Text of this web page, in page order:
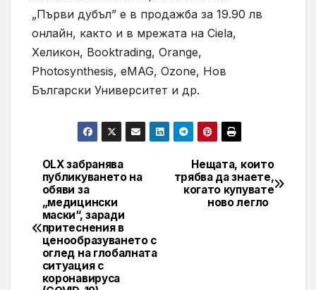
„Първи дубъл” е в продажба за 19.90 лв
онлайн, както и в мрежата на Ciela,
Хеликон, Booktrading, Orange,
Photosynthesis, eMAG, Ozone, Нов
Български Университет и др.
Навигация
Нещата, които
трябва да знаете,
когато купувате
ново легло
OLX забранява
публикуването на
обяви за
„медицински
маски“, заради
притеснения в
ценообразуването с
оглед на глобалната
ситуация с
коронавируса